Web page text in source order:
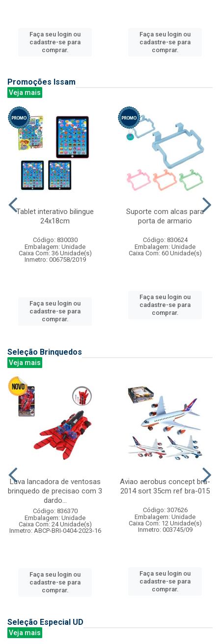
Faça seu login ou
cadastre-se para
comprar.
Faça seu login ou
cadastre-se para
comprar.
Promoções Issam
Veja mais
Tablet interativo bilingue
24x18cm
Código: 830030
Embalagem: Unidade
Caixa Com: 36 Unidade(s)
Inmetro: 006758/2019
Faça seu login ou
cadastre-se para
comprar.
Suporte com alcas para
porta de armario
Código: 830624
Embalagem: Unidade
Caixa Com: 60 Unidade(s)
Faça seu login ou
cadastre-se para
comprar.
Seleção Brinquedos
Veja mais
Luva lancadora de ventosas
brinquedo de precisao com 3
dardo...
Código: 836370
Embalagem: Unidade
Caixa Com: 24 Unidade(s)
Inmetro: ABCP-BRI-0404-2023-16
Faça seu login ou
cadastre-se para
comprar.
Aviao aerobus concept bra-
2014 sort 35cm ref bra-015
Código: 307626
Embalagem: Unidade
Caixa Com: 12 Unidade(s)
Inmetro: 003745/09
Faça seu login ou
cadastre-se para
comprar.
Seleção Especial UD
Veja mais